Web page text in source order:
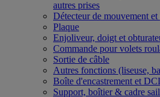
autres prises
Détecteur de mouvement et
Plaque
Enjoliveur, doigt et
Commande pour volets
Sortie de câble
Autres fonctions (liseuse,
Boîte d'encastrement et
Support, boîtier & cadre